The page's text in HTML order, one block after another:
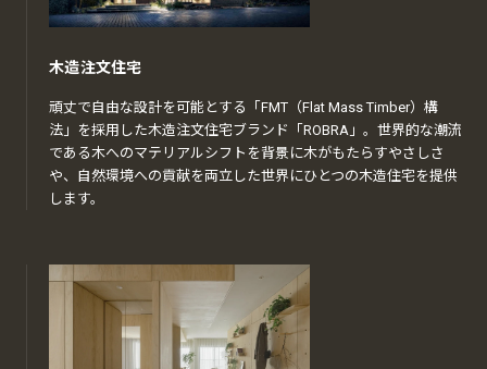
木造注文住宅
頑丈で自由な設計を可能とする「FMT（Flat Mass Timber）構
法」を採用した木造注文住宅ブランド「ROBRA」。世界的な潮流
である木へのマテリアルシフトを背景に木がもたらすやさしさ
や、自然環境への貢献を両立した世界にひとつの木造住宅を提供
します。